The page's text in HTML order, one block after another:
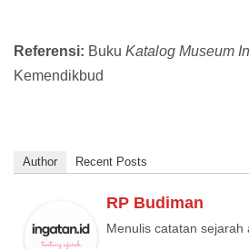
Referensi: Buku Katalog Museum
Kemendikbud
Author Recent Posts
RP Budiman
Menulis catatan sejarah